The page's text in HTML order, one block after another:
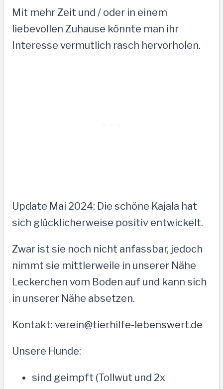
Mit mehr Zeit und / oder in einem
liebevollen Zuhause könnte man ihr
Interesse vermutlich rasch hervorholen.
Update Mai 2024: Die schöne Kajala hat
sich glücklicherweise positiv entwickelt.
Zwar ist sie noch nicht anfassbar, jedoch
nimmt sie mittlerweile in unserer Nähe
Leckerchen vom Boden auf und kann sich
in unserer Nähe absetzen.
Kontakt: verein@tierhilfe-lebenswert.de
Unsere Hunde:
sind geimpft (Tollwut und 2x